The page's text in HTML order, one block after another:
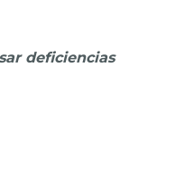
deficiencias